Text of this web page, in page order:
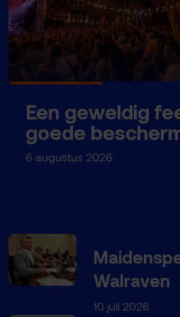
Een geweldig
goede
6 augustus 2026
Walraven
10 juli 2026